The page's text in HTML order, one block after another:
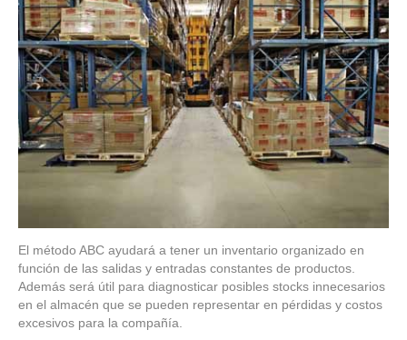
El método ABC ayudará a tener un inventario organizado en
función de las salidas y entradas constantes de productos.
Además será útil para diagnosticar posibles stocks innecesarios
en el almacén que se pueden representar en pérdidas y costos
excesivos para la compañía.